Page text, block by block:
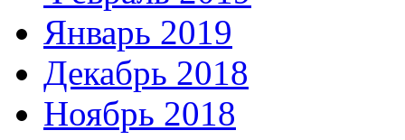
Январь 2019
Декабрь 2018
Ноябрь 2018